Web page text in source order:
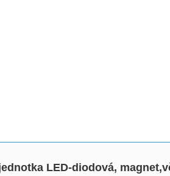
LED-diodová,